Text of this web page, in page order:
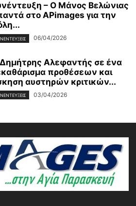
– Ο Μάνος Βελώνιας
στο APimages για την
06/04/2026
Αλεφαντής σε ένα
προθέσεων και
αυστηρών κριτικών...
03/04/2026